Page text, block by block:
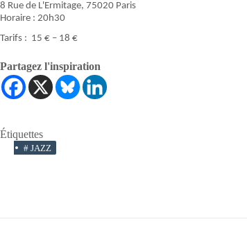
8 Rue de L'Ermitage, 75020 Paris
Horaire : 20h30
Tarifs : 15 € – 18 €
Partagez l'inspiration
Étiquettes
# JAZZ